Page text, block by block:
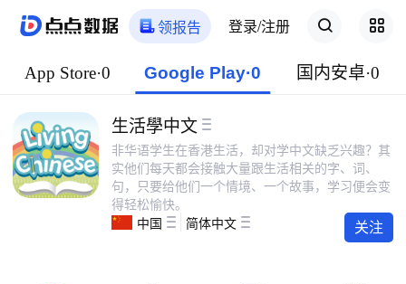
领报告 登录/注册
App Store·0 Google Play·0 国内安卓·0
生活學中文
非华语学生在香港生活，却对学中文缺乏兴趣？其
实他们每天都会接触大量跟生活相关的字、词、
句，只要给他们一个情境、一个故事，学习便会变
得轻松愉快。
中国
简体中文 关注